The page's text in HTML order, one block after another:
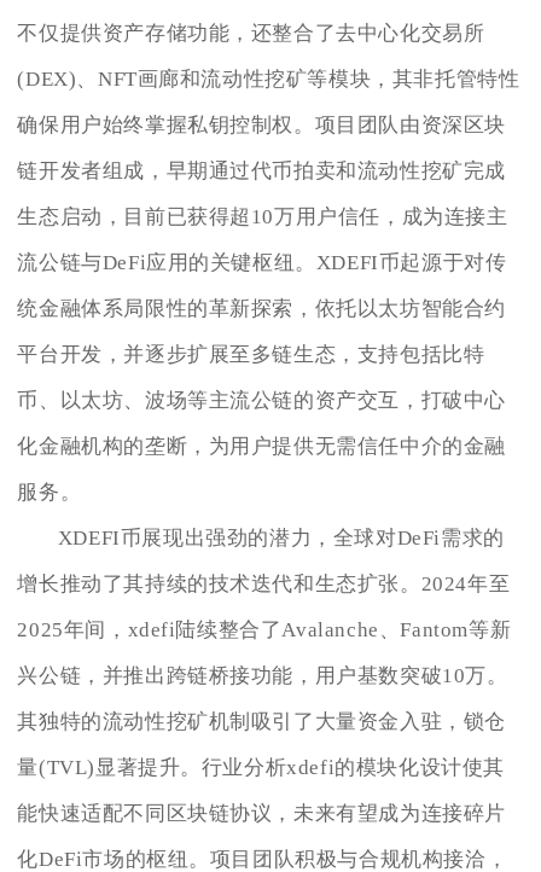
不仅提供资产存储功能，还整合了去中心化交易所
(DEX)、NFT画廊和流动性挖矿等模块，其非托管特性
确保用户始终掌握私钥控制权。项目团队由资深区块
链开发者组成，早期通过代币拍卖和流动性挖矿完成
生态启动，目前已获得超10万用户信任，成为连接主
流公链与DeFi应用的关键枢纽。XDEFI币起源于对传
统金融体系局限性的革新探索，依托以太坊智能合约
平台开发，并逐步扩展至多链生态，支持包括比特
币、以太坊、波场等主流公链的资产交互，打破中心
化金融机构的垄断，为用户提供无需信任中介的金融
服务。
XDEFI币展现出强劲的潜力，全球对DeFi需求的
增长推动了其持续的技术迭代和生态扩张。2024年至
2025年间，xdefi陆续整合了Avalanche、Fantom等新
兴公链，并推出跨链桥接功能，用户基数突破10万。
其独特的流动性挖矿机制吸引了大量资金入驻，锁仓
量(TVL)显著提升。行业分析xdefi的模块化设计使其
能快速适配不同区块链协议，未来有望成为连接碎片
化DeFi市场的枢纽。项目团队积极与合规机构接洽，